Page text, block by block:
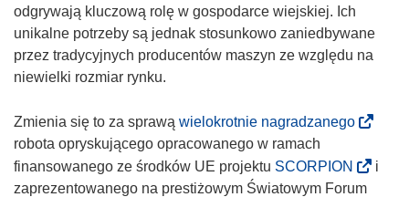
n
i
k
w
o
r
z
odgrywają kluczową rolę w gospodarce wiejskiej. Ich
unikalne potrzeby są jednak stosunkowo zaniedbywane
przez tradycyjnych producentów maszyn ze względu na
niewielki rozmiar rynku.
Zmienia się to za sprawą wielokrotnie nagradzanego(
d
n
robota opryskującego opracowanego w ramach
finansowanego ze środków UE projektu SCORPION
o
i
zaprezentowanego na prestiżowym Światowym Forum